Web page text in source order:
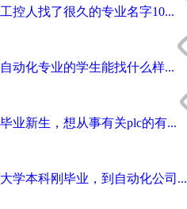
工控人找了很久的专业名字10...
自动化专业的学生能找什么样...
毕业新生，想从事有关plc的有...
大学本科刚毕业，到自动化公司...